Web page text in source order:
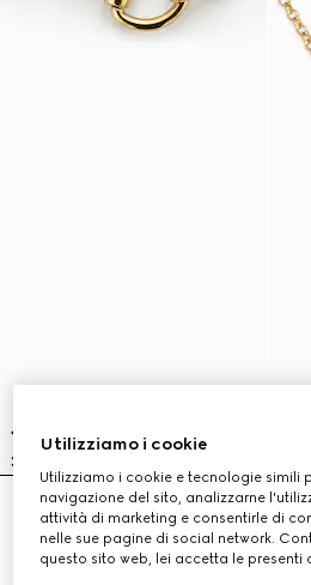
Collana con motivo Morsetto
€ 1.600
€
Utilizziamo i cookie
Utilizziamo i cookie e tecnologie simili
navigazione del sito, analizzarne
attività di marketing e consentirle di
nelle sue pagine di social network.
questo sito web, lei accetta le presenti